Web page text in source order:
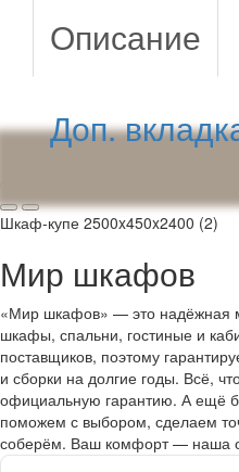
Описание
Доп.
Шкаф-купе 2500x450x2400 (2)
Мир шкафов
«Мир шкафов» — это надёжная
шкафы, спальни, гостиные и
поставщиков, поэтому
и сборки на долгие годы. Всё,
официальную гарантию. А ещё
поможем с выбором, сделаем
соберём. Ваш комфорт — наша